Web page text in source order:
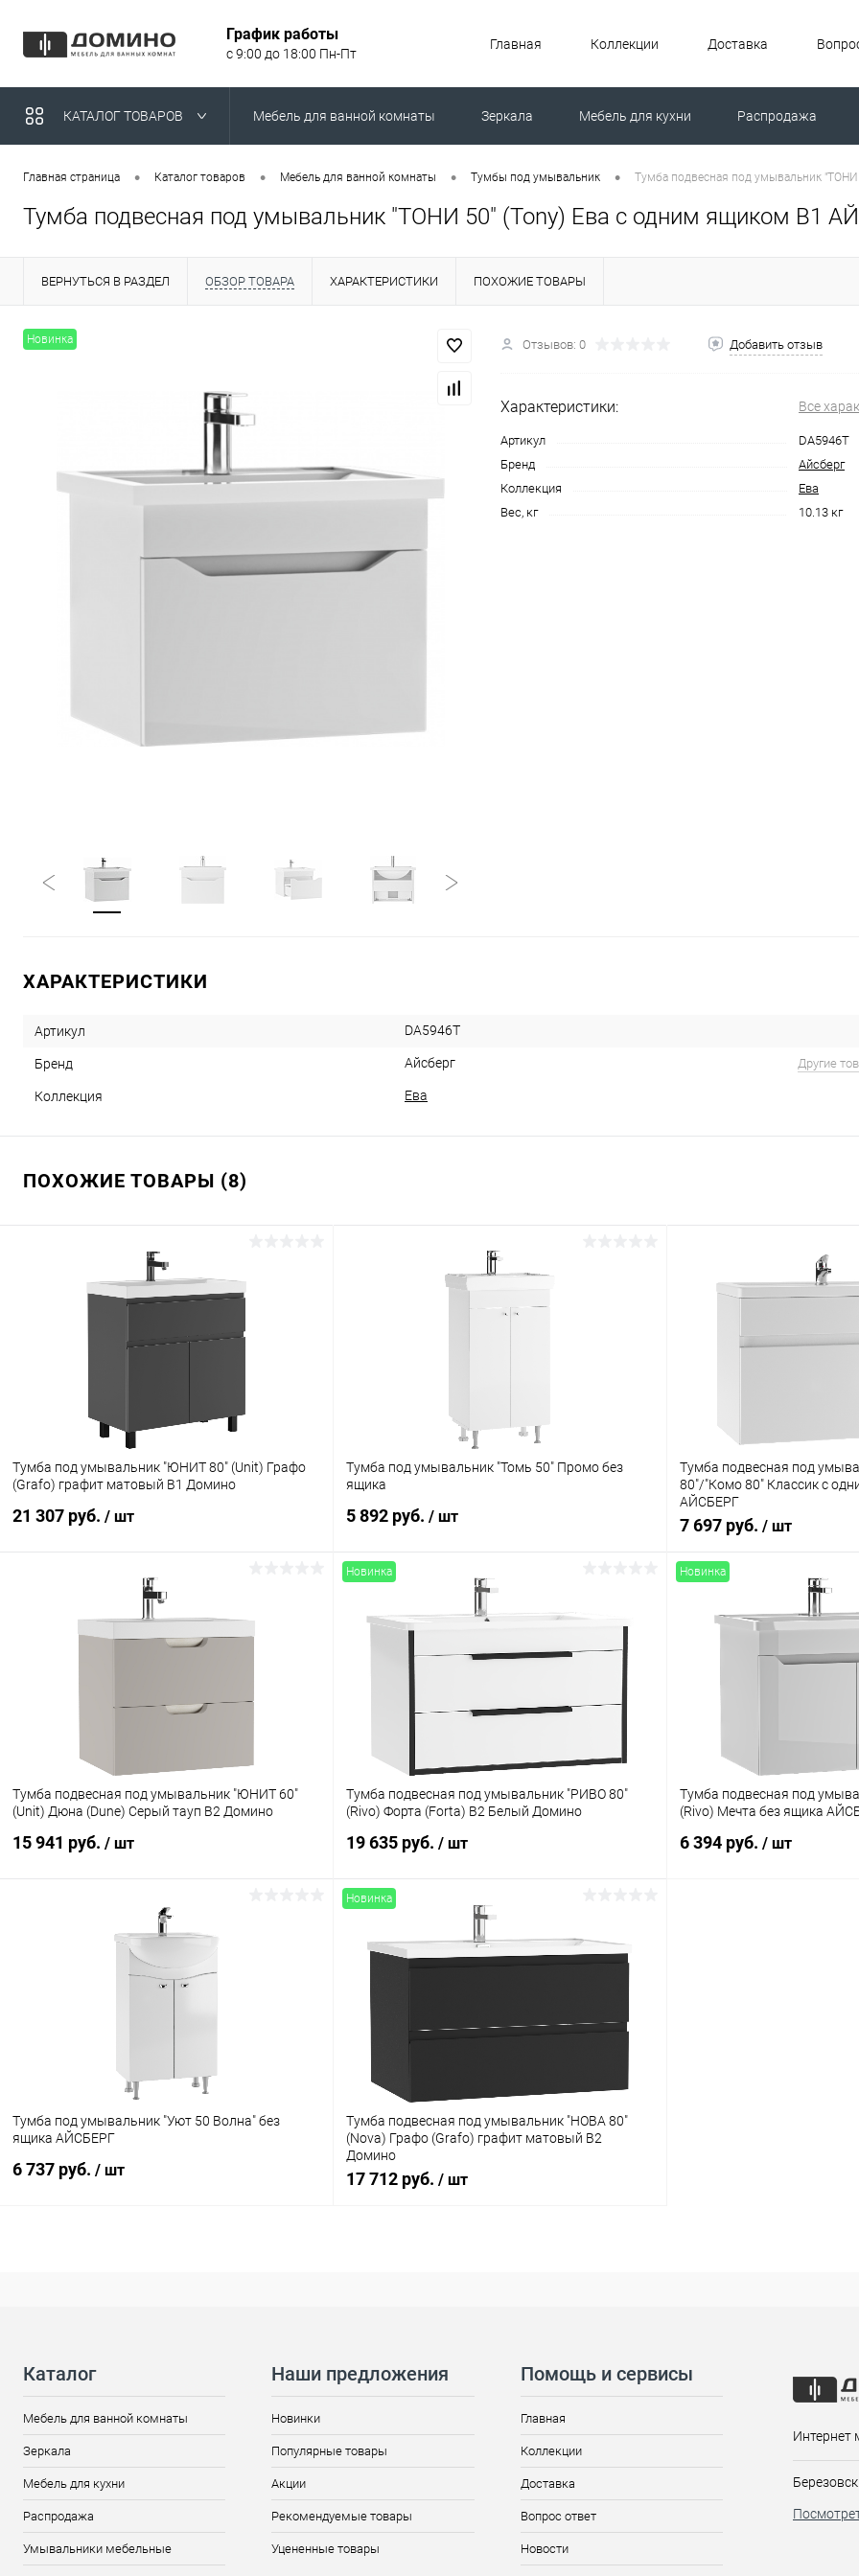
График работы
с 9:00 до 18:00 Пн-Пт
Главная Коллекции Доставка
КАТАЛОГ ТОВАРОВ Мебель для ванной комнаты Зеркала Мебель для кухни Распродажа
Умывальники над стиральной машиной Унитазы
Главная страница • Каталог товаров • Мебель для ванной комнаты • Тумбы под умывальник • Тумба подвесная под умывальник
Тумба подвесная под умывальник "ТОНИ 50" (Tony) Ева с одним ящиком В1
ВЕРНУТЬСЯ В РАЗДЕЛ ОБЗОР ТОВАРА ХАРАКТЕРИСТИКИ ПОХОЖИЕ ТОВАРЫ
Новинка Отзывов: 0 Добавить отзыв
Характеристики: Все
Артикул
DA5946T
Бренд
Айсберг
Коллекция
Ева
Вес, кг
10.13 кг
ХАРАКТЕРИСТИКИ
Артикул DA5946T
Бренд Айсберг Другие
Коллекция Ева
ПОХОЖИЕ ТОВАРЫ (8)
Тумба под умывальник "ЮНИТ 80" (Unit) Графо
(Grafo) графит матовый В1 Домино
21 307 руб. / шт
Тумба под умывальник "Томь 50" Промо без
ящика
5 892 руб. / шт
Тумба подвесная под
80"/"Комо 80" Классик с
АЙСБЕРГ
7 697 руб. / шт
Тумба подвесная под умывальник "ЮНИТ 60"
(Unit) Дюна (Dune) Серый тауп В2 Домино
15 941 руб. / шт
Новинка
Тумба подвесная под умывальник "РИВО 80"
(Rivo) Форта (Forta) B2 Белый Домино
19 635 руб. / шт
Новинка
Тумба подвесная под
(Rivo) Мечта без ящика
6 394 руб. / шт
Тумба под умывальник "Уют 50 Волна" без
ящика АЙСБЕРГ
6 737 руб. / шт
Новинка
Тумба подвесная под умывальник "НОВА 80"
(Nova) Графо (Grafo) графит матовый В2
Домино
17 712 руб. / шт
Каталог
Мебель для ванной комнаты
Зеркала
Мебель для кухни
Распродажа
Умывальники мебельные
Наши предложения
Новинки
Популярные товары
Акции
Рекомендуемые товары
Уцененные товары
Помощь и сервисы
Главная
Коллекции
Доставка
Вопрос ответ
Новости
Интернет